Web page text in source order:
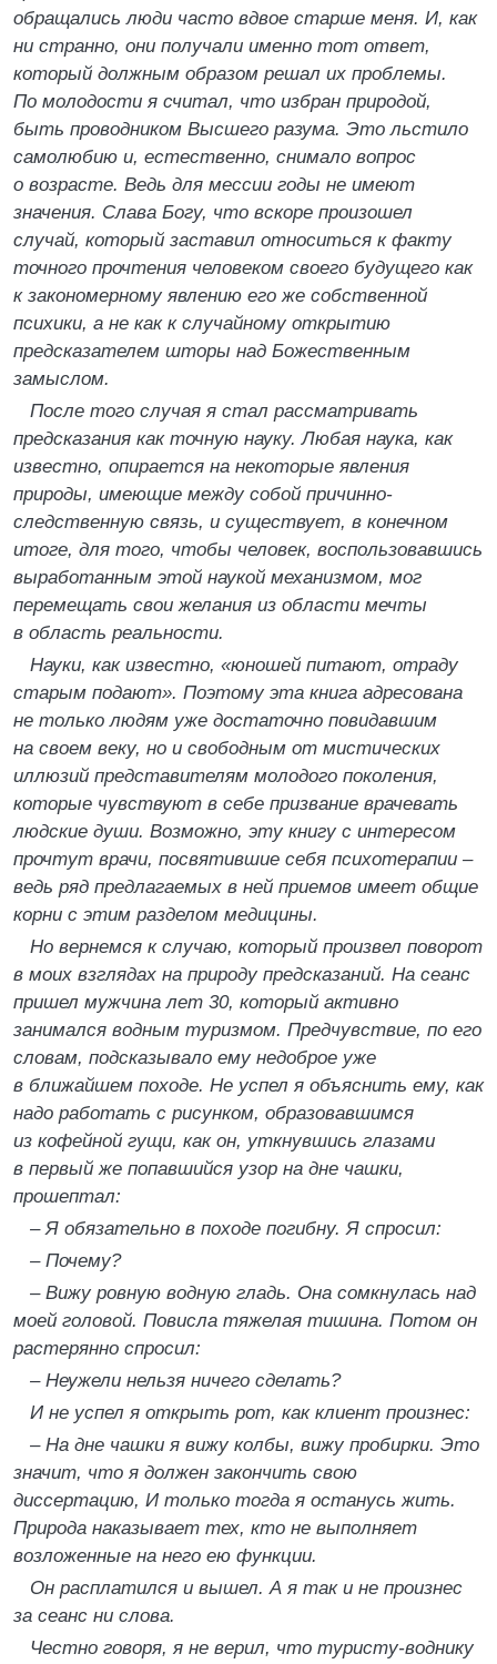
обращались люди часто вдвое старше меня. И, как
ни странно, они получали именно тот ответ,
который должным образом решал их проблемы.
По молодости я считал, что избран природой,
быть проводником Высшего разума. Это льстило
самолюбию и, естественно, снимало вопрос
о возрасте. Ведь для мессии годы не имеют
значения. Слава Богу, что вскоре произошел
случай, который заставил относиться к факту
точного прочтения человеком своего будущего как
к закономерному явлению его же собственной
психики, а не как к случайному открытию
предсказателем шторы над Божественным
замыслом.
После того случая я стал рассматривать
предсказания как точную науку. Любая наука, как
известно, опирается на некоторые явления
природы, имеющие между собой причинно-
следственную связь, и существует, в конечном
итоге, для того, чтобы человек, воспользовавшись
выработанным этой наукой механизмом, мог
перемещать свои желания из области мечты
в область реальности.
Науки, как известно, «юношей питают, отраду
старым подают». Поэтому эта книга адресована
не только людям уже достаточно повидавшим
на своем веку, но и свободным от мистических
иллюзий представителям молодого поколения,
которые чувствуют в себе призвание врачевать
людские души. Возможно, эту книгу с интересом
прочтут врачи, посвятившие себя психотерапии –
ведь ряд предлагаемых в ней приемов имеет общие
корни с этим разделом медицины.
Но вернемся к случаю, который произвел поворот
в моих взглядах на природу предсказаний. На сеанс
пришел мужчина лет 30, который активно
занимался водным туризмом. Предчувствие, по его
словам, подсказывало ему недоброе уже
в ближайшем походе. Не успел я объяснить ему, как
надо работать с рисунком, образовавшимся
из кофейной гущи, как он, уткнувшись глазами
в первый же попавшийся узор на дне чашки,
прошептал:
– Я обязательно в походе погибну. Я спросил:
– Почему?
– Вижу ровную водную гладь. Она сомкнулась над
моей головой. Повисла тяжелая тишина. Потом он
растерянно спросил:
– Неужели нельзя ничего сделать?
И не успел я открыть рот, как клиент произнес:
– На дне чашки я вижу колбы, вижу пробирки. Это
значит, что я должен закончить свою
диссертацию, И только тогда я останусь жить.
Природа наказывает тех, кто не выполняет
возложенные на него ею функции.
Он расплатился и вышел. А я так и не произнес
за сеанс ни слова.
Честно говоря, я не верил, что туристу-воднику